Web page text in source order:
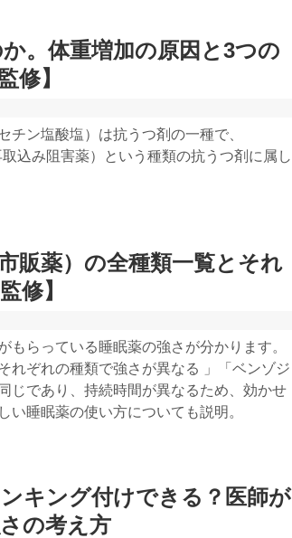
。体重増加の原因と3つの
修】
チン塩酸塩）は抗うつ剤の一種で、
込み阻害薬）という種類の抗うつ剤に属し
販薬）の全種類一覧とそれ
修】
もらっている睡眠薬の強さが分かります。
れぞれの種類で強さが異なる 」「ベンゾジ
じであり、持続時間が異なるため、効かせ
い睡眠薬の使い方についても説明。
キング付けできる？医師が
の考え方